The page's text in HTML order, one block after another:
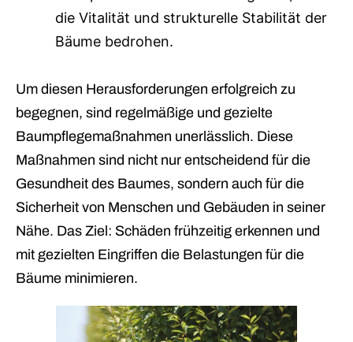
die Vitalität und strukturelle Stabilität der
Bäume bedrohen.
Um diesen Herausforderungen erfolgreich zu
begegnen, sind regelmäßige und gezielte
Baumpflegemaßnahmen unerlässlich. Diese
Maßnahmen sind nicht nur entscheidend für die
Gesundheit des Baumes, sondern auch für die
Sicherheit von Menschen und Gebäuden in seiner
Nähe. Das Ziel: Schäden frühzeitig erkennen und
mit gezielten Eingriffen die Belastungen für die
Bäume minimieren.